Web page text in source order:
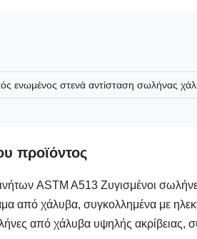
ενωμένος στενά αντίσταση σωλήνας
προϊόντος
ASTM A513 Ζυγισμένοι
από χάλυβα, συγκολλημένα με
από χάλυβα υψηλής ακρίβειας,